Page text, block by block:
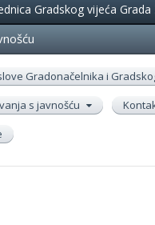
Gradskog vijeća Grada
Gradonačelnika i
s javnošću